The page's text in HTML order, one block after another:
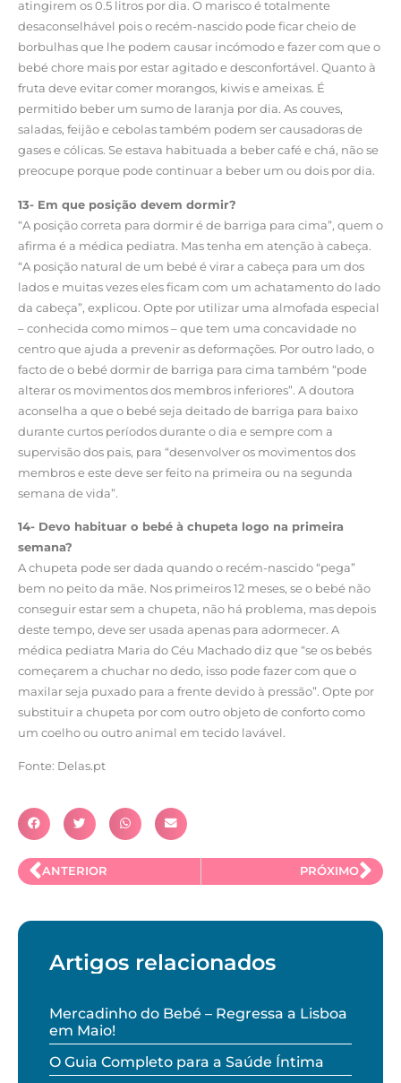
atingirem os 0.5 litros por dia. O marisco é totalmente
desaconselhável pois o recém-nascido pode ficar cheio de
borbulhas que lhe podem causar incómodo e fazer com que o
bebé chore mais por estar agitado e desconfortável. Quanto à
fruta deve evitar comer morangos, kiwis e ameixas. É
permitido beber um sumo de laranja por dia. As couves,
saladas, feijão e cebolas também podem ser causadoras de
gases e cólicas. Se estava habituada a beber café e chá, não se
preocupe porque pode continuar a beber um ou dois por dia.
13- Em que posição devem dormir?
“A posição correta para dormir é de barriga para cima”, quem o
afirma é a médica pediatra. Mas tenha em atenção à cabeça.
“A posição natural de um bebé é virar a cabeça para um dos
lados e muitas vezes eles ficam com um achatamento do lado
da cabeça”, explicou. Opte por utilizar uma almofada especial
– conhecida como mimos – que tem uma concavidade no
centro que ajuda a prevenir as deformações. Por outro lado, o
facto de o bebé dormir de barriga para cima também “pode
alterar os movimentos dos membros inferiores”. A doutora
aconselha a que o bebé seja deitado de barriga para baixo
durante curtos períodos durante o dia e sempre com a
supervisão dos pais, para “desenvolver os movimentos dos
membros e este deve ser feito na primeira ou na segunda
semana de vida”.
14- Devo habituar o bebé à chupeta logo na primeira
semana?
A chupeta pode ser dada quando o recém-nascido “pega”
bem no peito da mãe. Nos primeiros 12 meses, se o bebé não
conseguir estar sem a chupeta, não há problema, mas depois
deste tempo, deve ser usada apenas para adormecer. A
médica pediatra Maria do Céu Machado diz que “se os bebés
começarem a chuchar no dedo, isso pode fazer com que o
maxilar seja puxado para a frente devido à pressão”. Opte por
substituir a chupeta por com outro objeto de conforto como
um coelho ou outro animal em tecido lavável.
Fonte: Delas.pt
ANTERIOR PRÓXIMO
Artigos relacionados
Mercadinho do Bebé – Regressa a Lisboa
em Maio!
O Guia Completo para a Saúde Íntima